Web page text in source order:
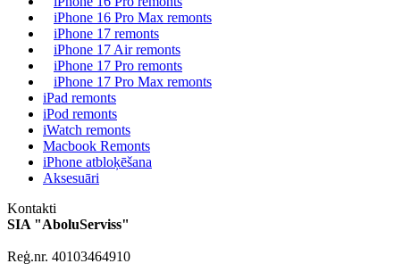
iPhone 16 Pro Max remonts
iPhone 17 remonts
iPhone 17 Air remonts
iPhone 17 Pro remonts
iPhone 17 Pro Max remonts
iPad remonts
iPod remonts
iWatch remonts
Macbook Remonts
iPhone atbloķēšana
Aksesuāri
Kontakti
SIA "AboluServiss"
Reģ.nr. 40103464910